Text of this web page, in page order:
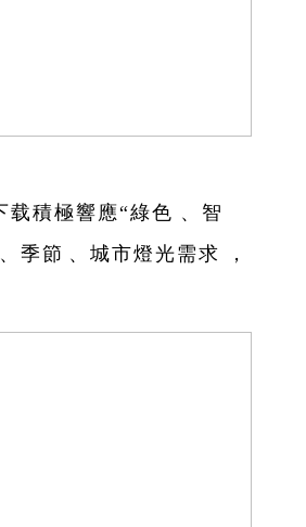
载積極響應“綠色、智
、季節、城市燈光需求，